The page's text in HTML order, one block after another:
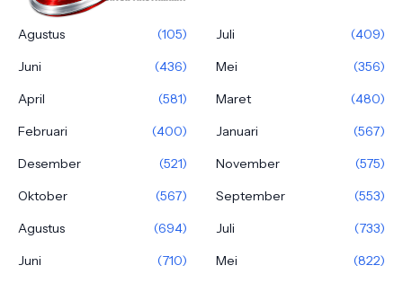
Agustus (105) Juli
(409)
Juni
(436) Mei
(356)
April
(581) Maret
(480)
Februari
(400) Januari
(567)
Desember
(521) November
(575)
Oktober
(567) September
(553)
Agustus
(694) Juli
(733)
Juni
(710) Mei
(822)